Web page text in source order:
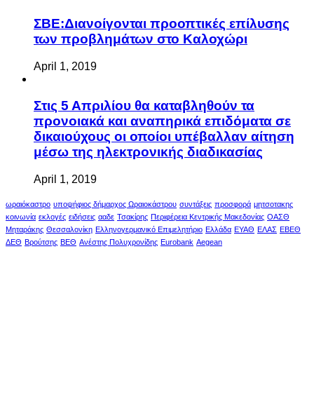
ΣΒΕ:Διανοίγονται προοπτικές επίλυσης
των προβλημάτων στο Καλοχώρι
April 1, 2019
Στις 5 Απριλίου θα καταβληθούν τα
προνοιακά και αναπηρικά επιδόματα σε
δικαιούχους οι οποίοι υπέβαλλαν αίτηση
μέσω της ηλεκτρονικής διαδικασίας
April 1, 2019
ωραιόκαστρο υποψήφιος δήμαρχος Ωραιοκάστρου συντάξεις προσφορά μητσοτακης
κοινωνία εκλογές ειδήσεις ααδε Τσακίρης Περιφέρεια Κεντρικής Μακεδονίας ΟΑΣΘ
Μηταράκης Θεσσαλονίκη Ελληνογερμανικό Επιμελητήριο Ελλάδα ΕΥΑΘ ΕΛΑΣ ΕΒΕΘ
ΔΕΘ Βρούτσης ΒΕΘ Ανέστης Πολυχρονίδης Eurobank Aegean